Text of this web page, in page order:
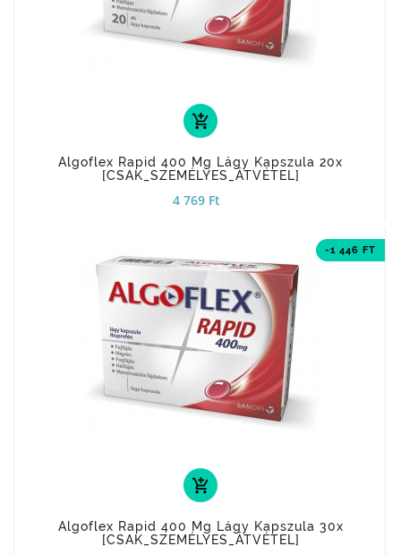
add_shopping_cart
Algoflex Rapid 400 Mg Lágy Kapszula 20x
[CSAK_SZEMÉLYES_ÁTVÉTEL]
4 769 Ft
-1 446 FT
add_shopping_cart
Algoflex Rapid 400 Mg Lágy Kapszula 30x
[CSAK_SZEMÉLYES_ÁTVÉTEL]